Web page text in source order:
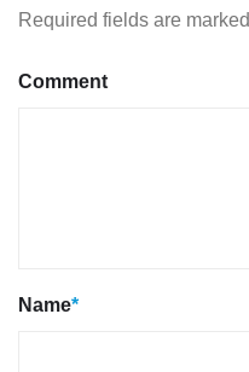
Required fields are marked
Comment
Name*